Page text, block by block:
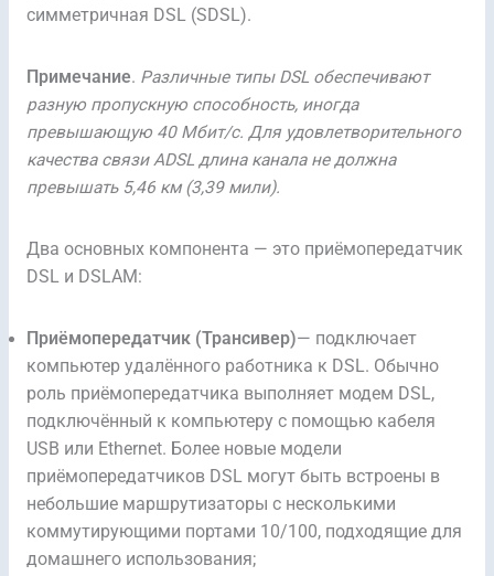
симметричная DSL (SDSL).
Примечание. Различные типы DSL обеспечивают
разную пропускную способность, иногда
превышающую 40 Мбит/с. Для удовлетворительного
качества связи ADSL длина канала не должна
превышать 5,46 км (3,39 мили).
Два основных компонента — это приёмопередатчик
DSL и DSLAM:
Приёмопередатчик (Трансивер)— подключает
компьютер удалённого работника к DSL. Обычно
роль приёмопередатчика выполняет модем DSL,
подключённый к компьютеру с помощью кабеля
USB или Ethernet. Более новые модели
приёмопередатчиков DSL могут быть встроены в
небольшие маршрутизаторы с несколькими
коммутирующими портами 10/100, подходящие для
домашнего использования;